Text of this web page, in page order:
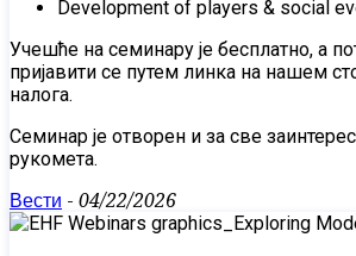
Development of players & social
Учешће на семинару је бесплатно, а
пријавити се путем линка на нашем
налога.
Семинар је отворен и за све
рукомета.
Вести - 04/22/2026